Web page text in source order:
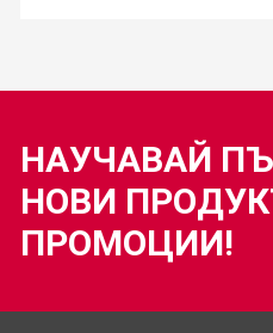
НАУЧАВАЙ
НОВИ
ПРОМОЦИИ!